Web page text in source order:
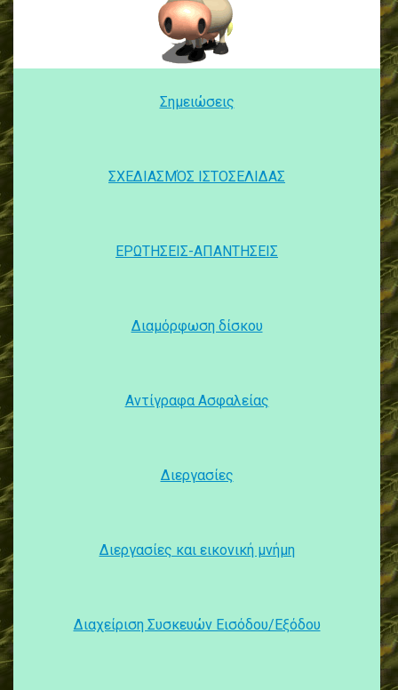
Σημειώσεις
ΣΧΕΔΙΑΣΜΌΣ ΙΣΤΟΣΕΛΙΔΑΣ
ΕΡΩΤΗΣΕΙΣ-ΑΠΑΝΤΗΣΕΙΣ
Διαμόρφωση δίσκου
Αντίγραφα Ασφαλείας
Διεργασίες
Διεργασίες και εικονική μνήμη
Διαχείριση Συσκευών Εισόδου/Εξόδου